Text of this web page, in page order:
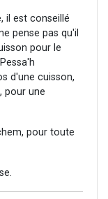
il est conseillé
pense pas qu'il
pour le
d'une cuisson,
pour une
pour toute